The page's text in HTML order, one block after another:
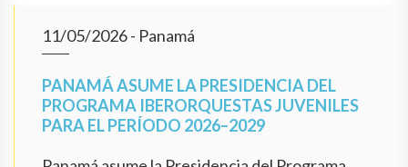
11/05/2026- Panamá
PANAMÁ ASUME LA PRESIDENCIA DEL
PROGRAMA IBERORQUESTAS JUVENILES
PARA EL PERÍODO 2026–2029